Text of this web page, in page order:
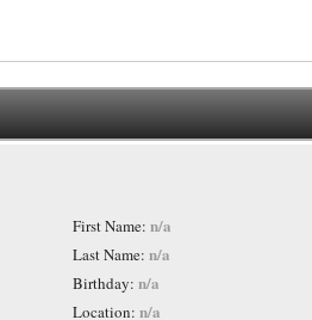
First Name: n/a
Last Name: n/a
Birthday: n/a
Location: n/a